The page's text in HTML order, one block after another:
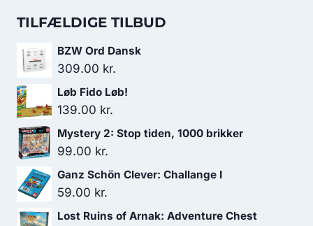
pris
269.00 kr..
TILFÆLDIGE TILBUD
BZW Ord Dansk
309.00 kr.
Løb Fido Løb!
139.00 kr.
Mystery 2: Stop tiden, 1000 brikker
99.00 kr.
Ganz Schön Clever: Challange I
59.00 kr.
Lost Ruins of Arnak: Adventure Chest